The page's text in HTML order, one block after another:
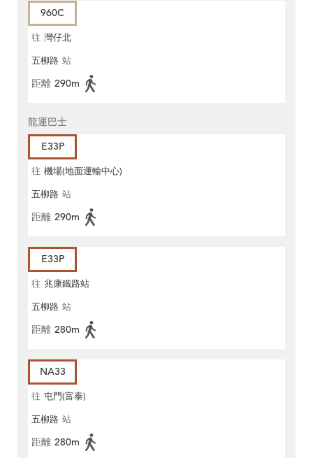
960C
往 灣仔北
五柳路 站
距離 290m
龍運巴士
E33P
往 機場(地面運輸中心)
五柳路 站
距離 290m
E33P
往 兆康鐵路站
五柳路 站
距離 280m
NA33
往 屯門(富泰)
五柳路 站
距離 280m